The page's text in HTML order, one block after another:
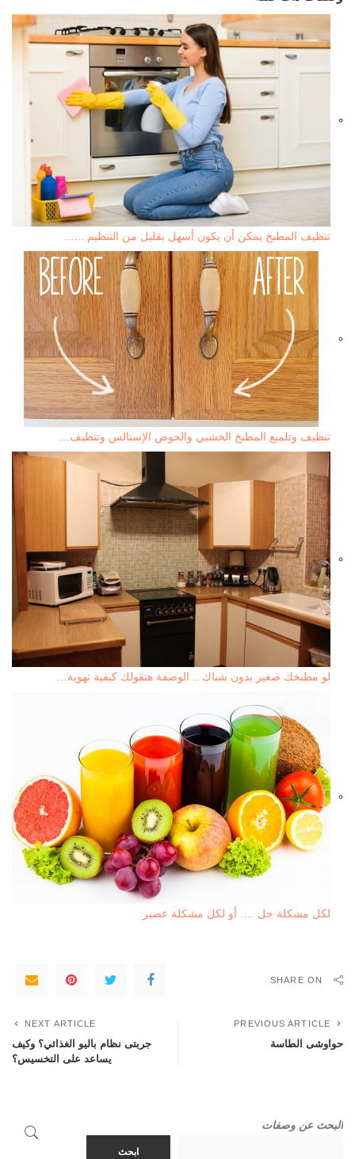
تنظيف المطبخ يمكن أن يكون أسهل بقليل من التنظيم ...…
تنظيف وتلميع المطبخ الخشبي والحوض الإستالس وتنظيف…
لو مطبخك صغير بدون شباك .. الوصفة هتقولك كيفية تهوية…
لكل مشكلة حل …. أو لكل مشكلة عصير
SHARE ON
PREVIOUS ARTICLE
حواوشى الطاسة
NEXT ARTICLE
جربتى نظام باليو الغذائي؟ وكيف
يساعد على التخسيس؟
البحث عن وصفات
ابحث